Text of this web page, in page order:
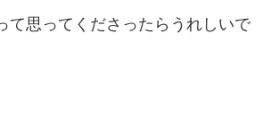
て思ってくださったらうれしいで